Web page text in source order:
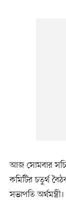
আজ সোমবার
কমিটির চতুর্থ
সভাপতি অর্থমন্ত্রী।